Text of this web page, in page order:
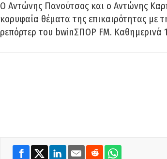
Ο Αντώνης Πανούτσος και ο Αντώνης
κορυφαία θέματα της επικαιρότητας με
ρεπόρτερ του bwinΣΠΟΡ FM. Καθημερινά